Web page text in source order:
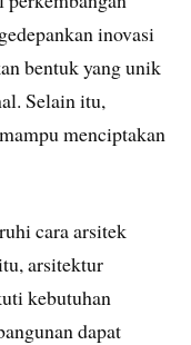
inovasi
bentuk yang unik
Selain itu,
menciptakan
cara arsitek
arsitektur
kebutuhan
dapat